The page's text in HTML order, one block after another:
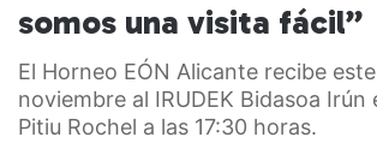
somos una visita fácil”
El Horneo EÓN Alicante recibe
noviembre al IRUDEK Bidasoa Irún
Pitiu Rochel a las 17:30 horas.